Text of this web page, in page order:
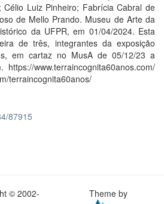
Luiz Pinheiro; Fabrícia Cabral de
de Mello Prando. Museu de Arte da
da UFPR, em 01/04/2024. Esta
de três, integrantes da exposição
em cartaz no MusA de 05/12/23 a
www.terraincognita60anos.com/
terraincognita60anos/
87915
© 2002-
Theme by